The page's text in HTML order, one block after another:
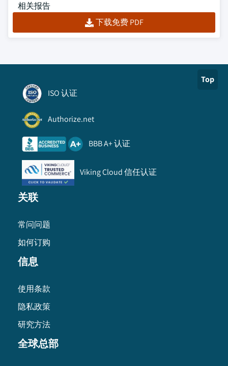
相关报告
下载免费 PDF
Top
ISO 认证
Authorize.net
BBB A+ 认证
Viking Cloud 信任认证
关联
常问问题
如何订购
信息
使用条款
隐私政策
研究方法
全球总部